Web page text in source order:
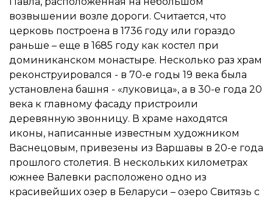
возвышении возле дороги. Считается, что
церковь построена в 1736 году или гораздо
раньше – еще в 1685 году как костел при
доминиканском монастыре. Несколько раз храм
реконструировался - в 70-е годы 19 века была
установлена башня - «луковица», а в 30-е года 20
века к главному фасаду пристроили
деревянную звонницу. В храме находятся
иконы, написанные известным художником
Васнецовым, привезены из Варшавы в 20-е года
прошлого столетия. В нескольких километрах
южнее Валевки расположено одно из
красивейших озер в Беларуси – озеро Свитязь с